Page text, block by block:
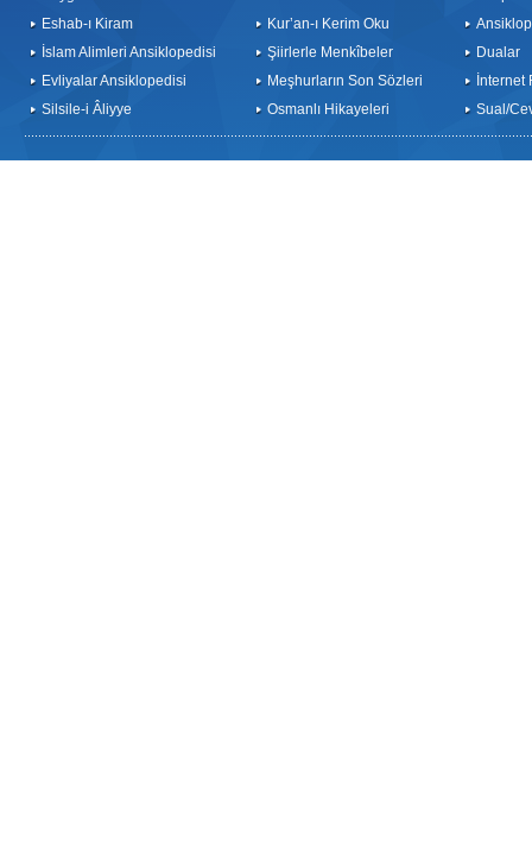
Eshab-ı Kiram
İslam Alimleri Ansiklopedisi
Evliyalar Ansiklopedisi
Silsile-i Âliyye
Kur’an-ı Kerim Oku
Şiirlerle Menkîbeler
Meşhurların Son Sözleri
Osmanlı Hikayeleri
Dualar
İnternet
Sual/